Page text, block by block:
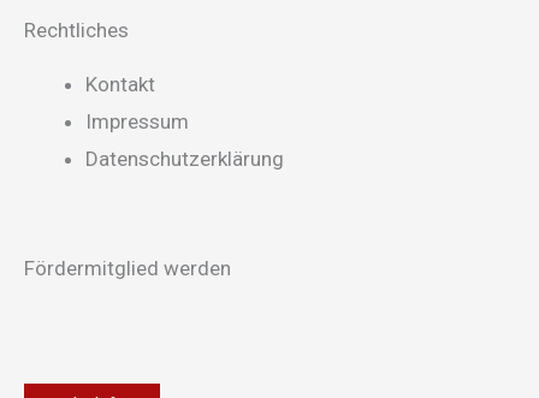
Rechtliches
Main
Menu
Kontakt
Impressum
Datenschutzerklärung
Fördermitglied werden